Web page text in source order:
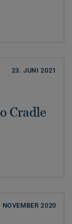
23. JUNI 2021
Cradle
NOVEMBER 2020